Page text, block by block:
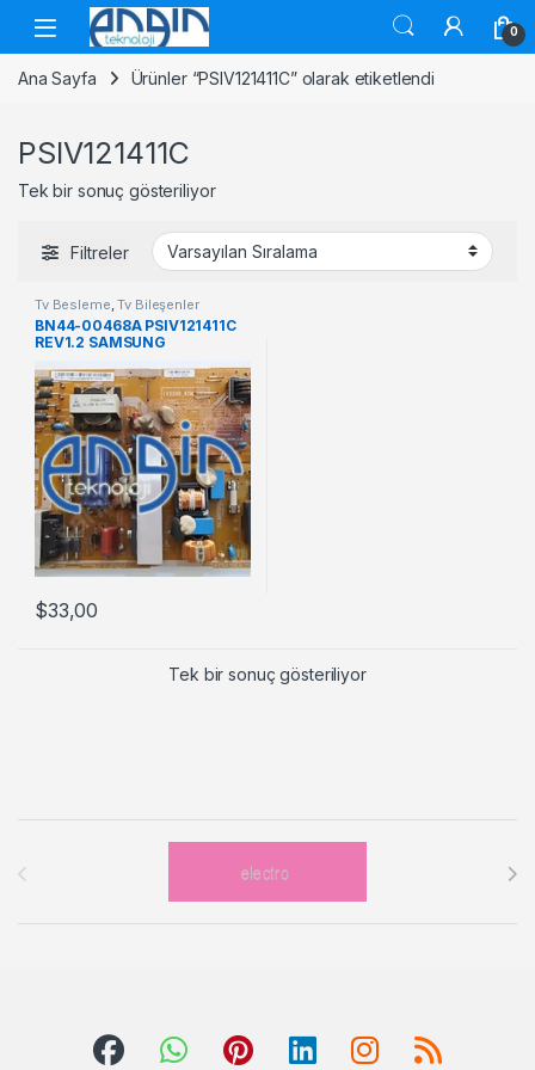
Skip to navigation
Skip to content
0
Ana Sayfa Ürünler “PSIV121411C” olarak etiketlendi
PSIV121411C
Tek bir sonuç gösteriliyor
Filtreler
Tv Besleme ,Tv Bileşenler
BN44-00468A PSIV121411C
REV1.2 SAMSUNG
$33,00
Tek bir sonuç gösteriliyor
Brands Carousel